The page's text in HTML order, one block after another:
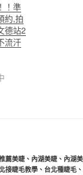
！準
約,拍
德站2
流汗
薦美睫、 內湖美睫、 內湖
接睫毛教學、 台北種睫毛、